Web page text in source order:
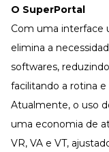
O SuperPortal
Com uma interface
elimina a
softwares,
facilitando a rotina
Atualmente, o uso
uma economia de
VR, VA e VT,